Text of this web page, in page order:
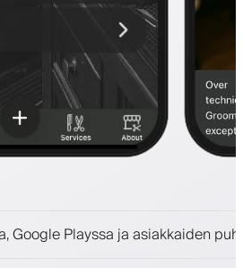
Google Playssa ja asiakkaiden